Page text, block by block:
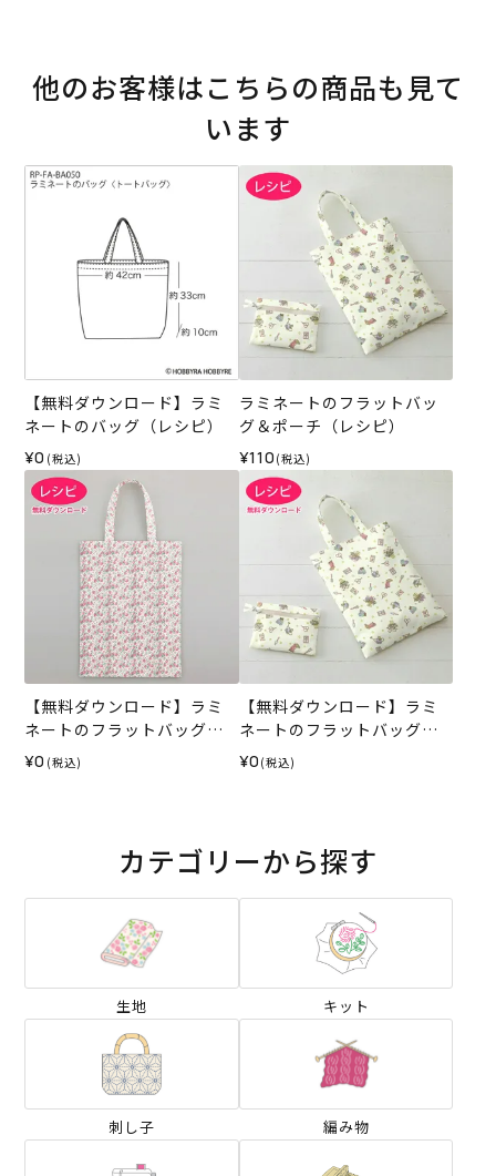
他のお客様はこちらの商品も見て
います
【無料ダウンロード】ラミ
ネートのバッグ（レシピ）
¥0 (税込)
ラミネートのフラットバッ
グ＆ポーチ（レシピ）
¥110 (税込)
【無料ダウンロード】ラミ
ネートのフラットバッグ
（レシピ）
¥0 (税込)
【無料ダウンロード】ラミ
ネートのフラットバッグ＆
ポーチ（レシピ）
¥0 (税込)
カテゴリーから探す
生地 キット
刺し子 編み物